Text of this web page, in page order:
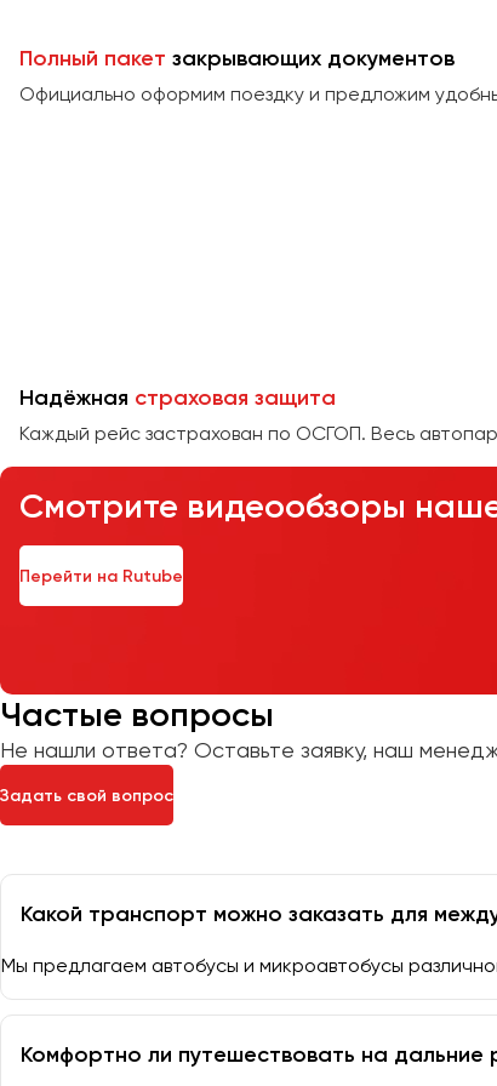
Полный пакет закрывающих документов
Официально оформим поездку и предложим
Надёжная страховая защита
Каждый рейс застрахован по ОСГОП. Весь
Смотрите видеообзоры
Перейти на Rutube
Частые вопросы
Не нашли ответа? Оставьте заявку, наш
Задать свой вопрос
Какой транспорт можно заказать для
Мы предлагаем автобусы и микроавтобусы
Комфортно ли путешествовать на дальние